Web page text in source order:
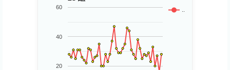
..
20
40
60